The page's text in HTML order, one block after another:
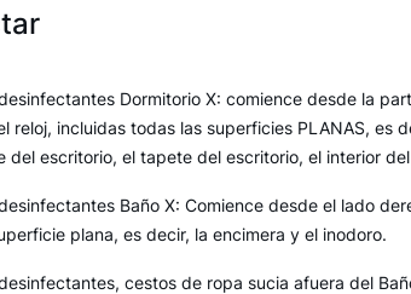
Dormitorio X: comience desde la
reloj, incluidas todas las superficies PLANAS, es
del escritorio, el tapete del escritorio, el interior
Baño X: Comience desde el lado
plana, es decir, la encimera y el inodoro.
cestos de ropa sucia afuera del